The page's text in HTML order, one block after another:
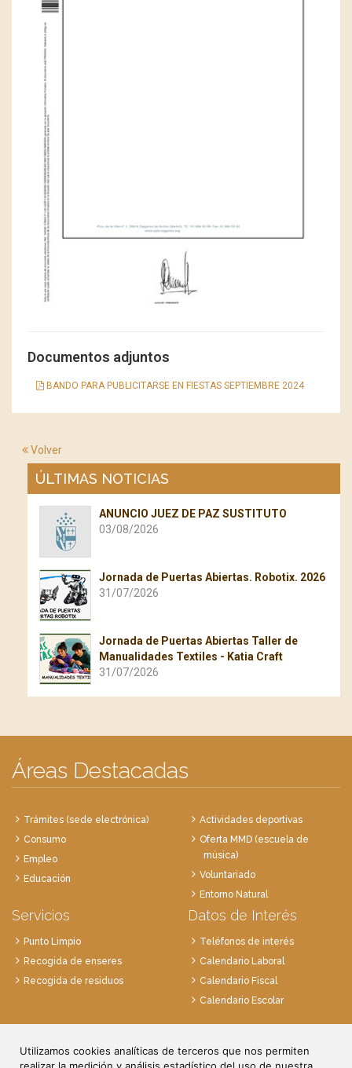
Utilizamos cookies analíticas de terceros que nos permiten
Documentos adjuntos
BANDO PARA PUBLICITARSE EN FIESTAS SEPTIEMBRE 2024
Volver
ÚLTIMAS NOTICIAS
ANUNCIO JUEZ DE PAZ SUSTITUTO
03/08/2026
Jornada de Puertas Abiertas. Robotix. 2026
31/07/2026
Jornada de Puertas Abiertas Taller de
Manualidades Textiles - Katia Craft
31/07/2026
Áreas Destacadas
Trámites (sede electrónica)
Consumo
Empleo
Educación
Actividades deportivas
Oferta MMD (escuela de
música)
Voluntariado
Entorno Natural
Servicios
Punto Limpio
Recogida de enseres
Recogida de residuos
Datos de Interés
Teléfonos de interés
Calendario Laboral
Calendario Fiscal
Calendario Escolar
28814 Daganzo, Madrid